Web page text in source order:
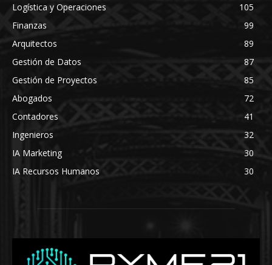
Logística y Operaciones
105
Finanzas
99
Arquitectos
89
Gestión de Datos
87
Gestión de Proyectos
85
Abogados
72
Contadores
41
Ingenieros
32
IA Marketing
30
IA Recursos Humanos
30